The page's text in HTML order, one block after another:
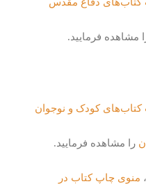
مشاهده فرمایید.
کتاب‌های کودک و نوجوان
را مشاهده فرمایید.
منوی چاپ کتاب در